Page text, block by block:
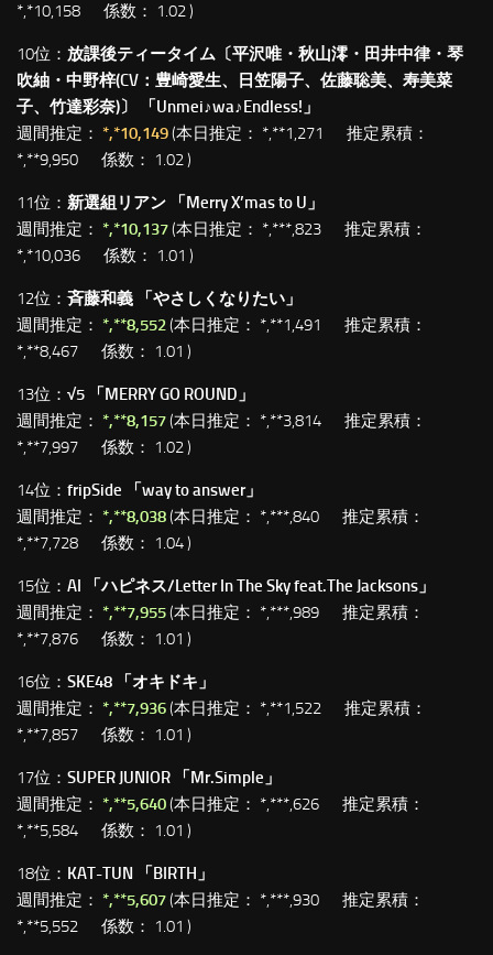
*,*10,158 係数： 1.02 )
10位： 放課後ティータイム〔平沢唯・秋山澪・田井中律・琴
吹紬・中野梓(CV：豊崎愛生、日笠陽子、佐藤聡美、寿美菜
子、竹達彩奈)〕 「Unmei♪wa♪Endless!」
週間推定： *,*10,149(本日推定： *,**1,271 推定累積：
*,**9,950 係数： 1.02 )
11位： 新選組リアン 「Merry X’mas to U」
週間推定： *,*10,137(本日推定： *,***,823 推定累積：
*,*10,036 係数： 1.01 )
12位：斉藤和義 「やさしくなりたい」
週間推定： *,**8,552(本日推定： *,**1,491 推定累積：
*,**8,467 係数： 1.01 )
13位： √5 「MERRY GO ROUND」
週間推定： *,**8,157(本日推定： *,**3,814 推定累積：
*,**7,997 係数： 1.02 )
14位： fripSide 「way to answer」
週間推定： *,**8,038(本日推定： *,***,840 推定累積：
*,**7,728 係数： 1.04 )
15位： AI 「ハピネス/Letter In The Sky feat.The Jacksons」
週間推定： *,**7,955(本日推定： *,***,989 推定累積：
*,**7,876 係数： 1.01 )
16位： SKE48 「オキドキ」
週間推定： *,**7,936(本日推定： *,**1,522 推定累積：
*,**7,857 係数： 1.01 )
17位： SUPER JUNIOR 「Mr.Simple」
週間推定： *,**5,640(本日推定： *,***,626 推定累積：
*,**5,584 係数： 1.01 )
18位： KAT-TUN 「BIRTH」
週間推定： *,**5,607(本日推定： *,***,930 推定累積：
*,**5,552 係数： 1.01 )